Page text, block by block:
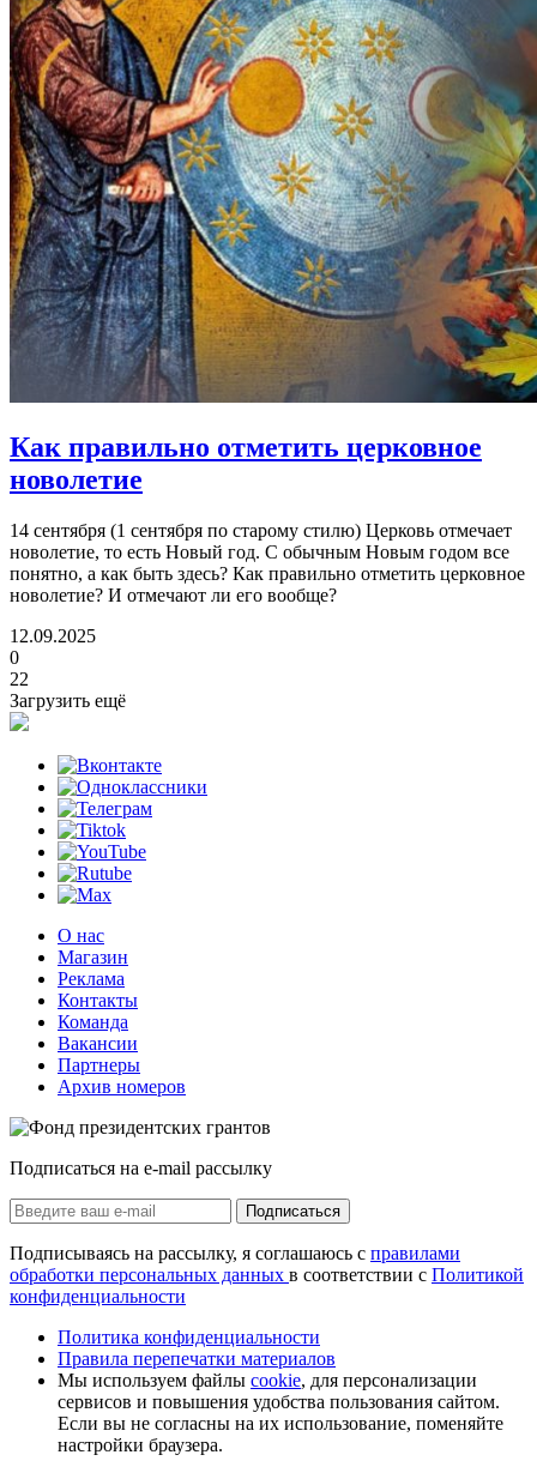
Как правильно отметить церковное
новолетие
14 сентября (1 сентября по старому стилю) Церковь отмечает
новолетие, то есть Новый год. С обычным Новым годом все
понятно, а как быть здесь? Как правильно отметить церковное
новолетие? И отмечают ли его вообще?
12.09.2025
0
22
Загрузить ещё
О нас
Магазин
Реклама
Контакты
Команда
Вакансии
Партнеры
Архив номеров
Подписаться на e-mail рассылку
Подписаться
Подписываясь на рассылку, я соглашаюсь с правилами
обработки персональных данных в соответствии с Политикой
конфиденциальности
Политика конфиденциальности
Правила перепечатки материалов
Мы используем файлы cookie, для персонализации
сервисов и повышения удобства пользования сайтом.
Если вы не согласны на их использование, поменяйте
настройки браузера.